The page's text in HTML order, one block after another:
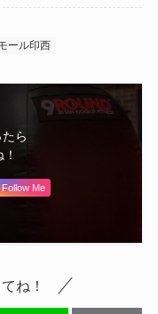
ール印西
ら
Follow Me
ね！